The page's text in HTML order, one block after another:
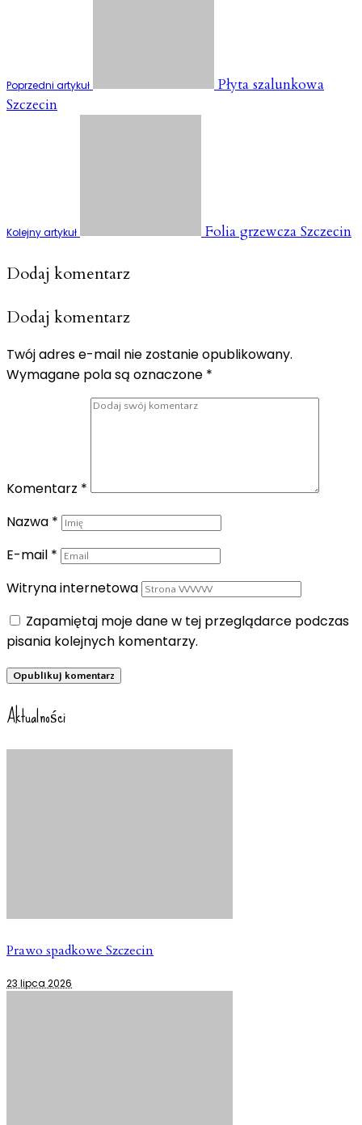
Poprzedni artykuł
Płyta szalunkowa
Szczecin
Kolejny artykuł Folia grzewcza Szczecin
Dodaj komentarz
Dodaj komentarz
Twój adres e-mail nie zostanie opublikowany.
Wymagane pola są oznaczone *
Komentarz *
Nazwa *
E-mail *
Witryna internetowa
Zapamiętaj moje dane w tej przeglądarce podczas
pisania kolejnych komentarzy.
Aktualności
Prawo spadkowe Szczecin
23 lipca 2026